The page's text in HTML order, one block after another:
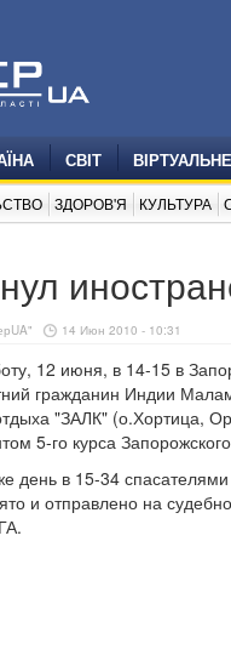
СВІТ
ЗДОРОВ'Я КУЛЬТУРА
14 Июн 2010 - 10:31
12 июня, в 14-15 в
гражданин Индии
"ЗАЛК" (о.Хортица,
5-го курса
день в 15-34
и отправлено на